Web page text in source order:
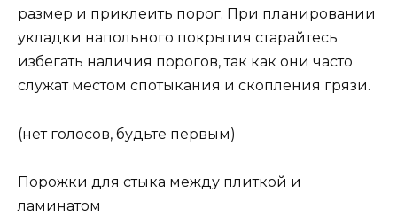
размер и приклеить порог. При планировании
укладки напольного покрытия старайтесь
избегать наличия порогов, так как они часто
служат местом спотыкания и скопления грязи.
(нет голосов, будьте первым)
Порожки для стыка между плиткой и
ламинатом